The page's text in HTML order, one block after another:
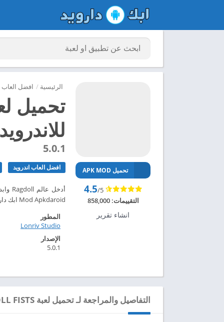
الرئيسية / افضل العاب
للاندرويد 2024
5.0.1
افضل العاب اندرويد
Mod Apkdaroid ابك دارويد تحميل لعبة Ragdoll Fists مهكرة للاندرويد 2024 – ابك دارويد
تحميل APK MOD
4.5/5
التقييمات:858,000
انشاء تقرير
المطور
Lonriv Studio‏
الإصدار
5.0.1
التفاصيل والمراجعة لـ تحميل لعبة RAGDOLL FISTS مهكرة للاندرويد 2024